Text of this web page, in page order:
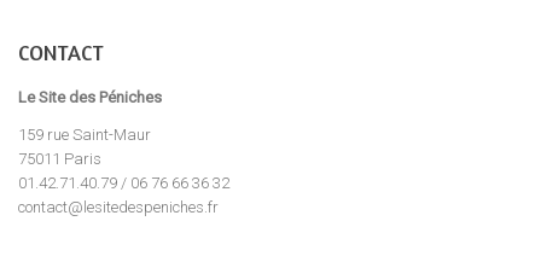
CONTACT
Le Site des Péniches
159 rue Saint-Maur
75011 Paris
01.42.71.40.79 / 06 76 66 36 32
contact@lesitedespeniches.fr